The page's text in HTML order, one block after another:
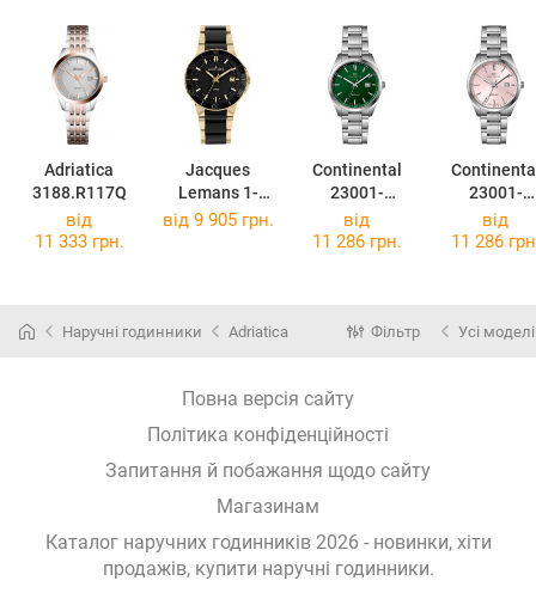
Adriatica
3188.R117Q
Jacques
Lemans 1-
2165C
Continental
23001-
LD101950
23001-
LD101770
від
11 333 грн.
від 9 905 грн.
від
11 286 грн.
від
11 286
Наручні годинники Adriatica Фільтр Усі моделі
Повна версія сайту
Політика конфіденційності
Запитання й побажання щодо сайту
Магазинам
Каталог наручних годинників 2026 - новинки, хіти
продажів, купити наручні годинники.